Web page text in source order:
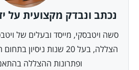
נכתב ונבדק מקצועית על
סשה ויטבסקי, מייסד ובעלים של
הצללה, בעל 20 שנות
ופתרונות ההצללה